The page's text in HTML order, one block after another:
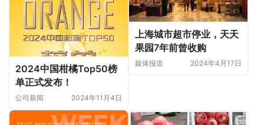
2024中国柑橘Top50榜
单正式发布！
公司新闻 2024年11月4日
上海城市超市停业，天天
果园7年前曾收购
媒体报道 2024年4月17日